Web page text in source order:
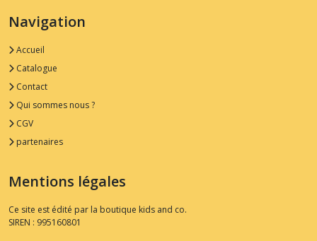
Navigation
Accueil
Catalogue
Contact
Qui sommes nous ?
CGV
partenaires
Mentions légales
Ce site est édité par la boutique kids and co.
SIREN : 995160801